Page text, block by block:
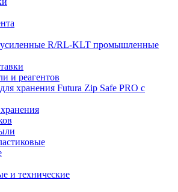
R/RL-KLT промышленные
и реагентов
хранения Futura Zip Safe PRO с
и технические